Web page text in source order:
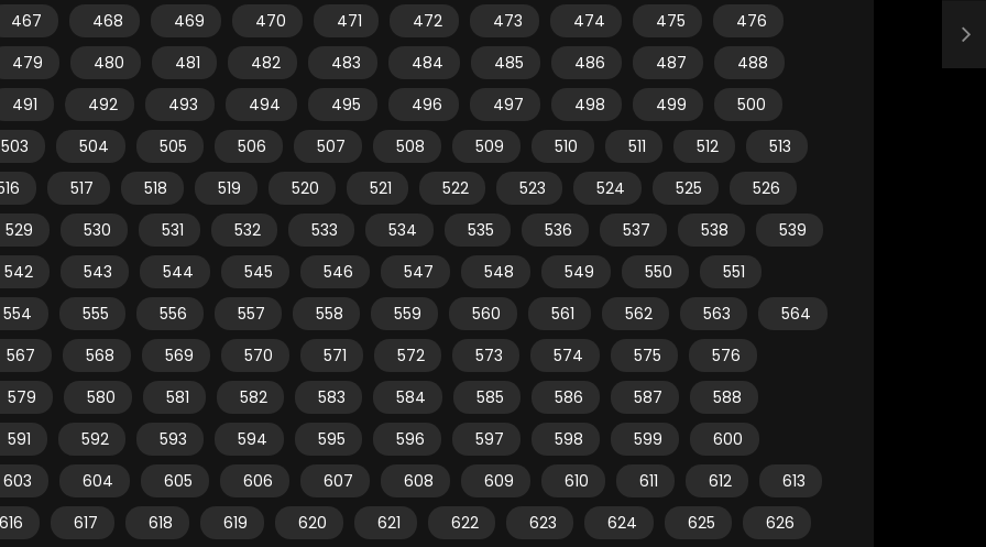
467
468 469 470 471 472 473 474 475
476
479
480 481 482 483 484 485 486 487
488
491
492 493 494 495 496 497 498 499
500
503
504 505 506 507 508 509 510 511 512
513
517 518 519 520 521 522 523 524 525
526
529
530 531 532 533 534 535 536 537 538
539
542
543 544 545 546 547 548 549 550
551
554
555 556 557 558 559 560 561 562 563
564
567
568 569 570 571 572 573 574 575
576
579
580 581 582 583 584 585 586 587
588
591
592 593 594 595 596 597 598 599
600
603
604 605 606 607 608 609 610 611 612
613
616
617 618 619 620 621 622 623 624 625
626